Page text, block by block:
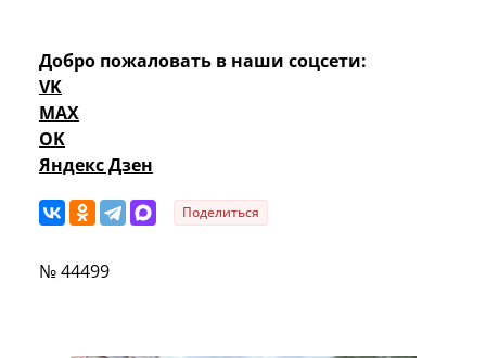
Добро пожаловать в наши соцсети:
VK
MAX
OK
Яндекс Дзен
Поделиться
№ 44499